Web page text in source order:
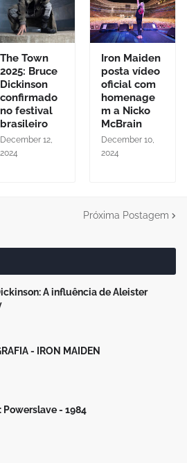
The Town
2025: Bruce
Dickinson
confirmado
no festival
brasileiro
December 12,
2024
Iron Maiden
posta vídeo
oficial com
homenage
m a Nicko
McBrain
December 10,
2024
Próxima Postagem
A influência de Aleister
- IRON MAIDEN
Powerslave - 1984